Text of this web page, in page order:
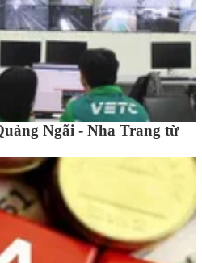
Ngãi - Nha Trang từ